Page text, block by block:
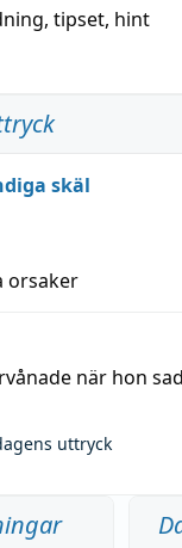
tipset, hint
skäl
orsaker
när hon
uttryck